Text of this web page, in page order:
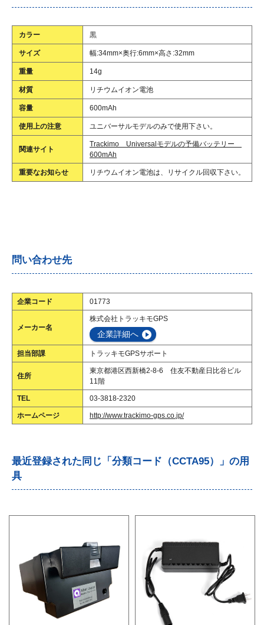
カラー 黒
サイズ 幅:34mm×奥行:6mm×高さ:32mm
重量 14g
材質 リチウムイオン電池
容量 600mAh
使用上の注意 ユニバーサルモデルのみで使用下さい。
関連サイト
Trackimo Universalモデルの予備バッテリー
600mAh
重要なお知らせ リチウムイオン電池は、リサイクル回収下さい。
問い合わせ先
企業コード 01773
メーカー名
株式会社トラッキモGPS
企業詳細へ
担当部課 トラッキモGPSサポート
住所
東京都港区西新橋2-8-6 住友不動産日比谷ビル
11階
TEL 03-3818-2320
ホームページ http://www.trackimo-gps.co.jp/
最近登録された同じ「分類コード（CCTA95）」の用
具